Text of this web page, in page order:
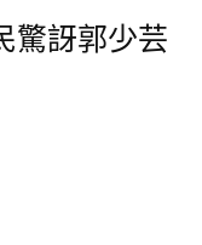
驚訝郭少芸